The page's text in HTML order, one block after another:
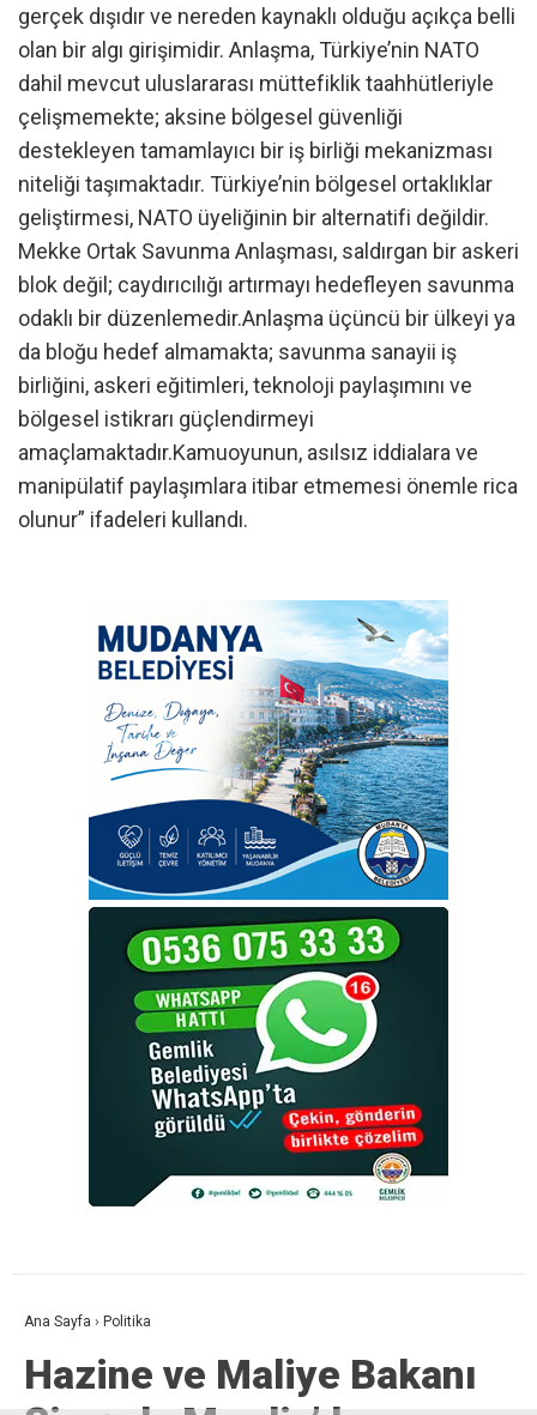
gerçek dışıdır ve nereden kaynaklı olduğu açıkça belli
olan bir algı girişimidir. Anlaşma, Türkiye’nin NATO
dahil mevcut uluslararası müttefiklik taahhütleriyle
çelişmemekte; aksine bölgesel güvenliği
destekleyen tamamlayıcı bir iş birliği mekanizması
niteliği taşımaktadır. Türkiye’nin bölgesel ortaklıklar
geliştirmesi, NATO üyeliğinin bir alternatifi değildir.
Mekke Ortak Savunma Anlaşması, saldırgan bir askeri
blok değil; caydırıcılığı artırmayı hedefleyen savunma
odaklı bir düzenlemedir.Anlaşma üçüncü bir ülkeyi ya
da bloğu hedef almamakta; savunma sanayii iş
birliğini, askeri eğitimleri, teknoloji paylaşımını ve
bölgesel istikrarı güçlendirmeyi
amaçlamaktadır.Kamuoyunun, asılsız iddialara ve
manipülatif paylaşımlara itibar etmemesi önemle rica
olunur” ifadeleri kullandı.
Ana Sayfa › Politika
Hazine ve Maliye Bakanı